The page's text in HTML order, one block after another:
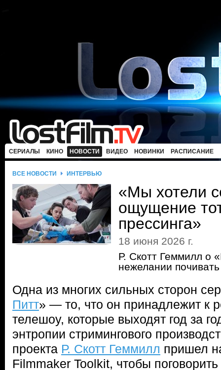
СЕРИАЛЫ КИНО НОВОСТИ ВИДЕО НОВИНКИ РАСПИСАНИЕ
ВСЕ НОВОСТИ ИНТЕРВЬЮ
«Мы хотели
ощущение
прессинга»
18 июня 2026 г.
Р. Скотт Геммилл о
нежелании
Одна из многих сильных сторон
Питт» — то, что он принадлежит к
телешоу, которые выходят год за
энтропии стримингового
проекта Р. Скотт Геммилл пришел
Filmmaker Toolkit, чтобы